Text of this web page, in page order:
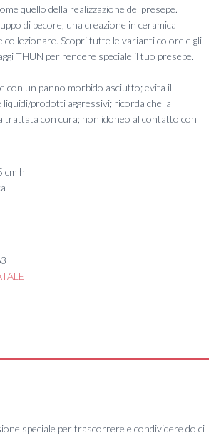
quello della realizzazione del presepe.
di pecore, una creazione in ceramica
collezionare. Scopri tutte le varianti colore e gli
THUN per rendere speciale il tuo presepe.
con un panno morbido asciutto; evita il
prodotti aggressivi; ricorda che la
trattata con cura; non idoneo al contatto con
cm h
speciale per trascorrere e condividere dolci